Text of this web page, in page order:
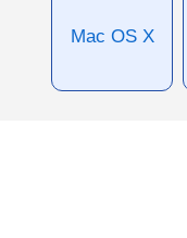
Mac OS X